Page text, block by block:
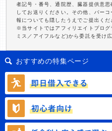
者記号・番号、通院歴、臓器提供意
してお送りください。その他、バー
報についても隠したうえでご提出くだ
※当サイトではアフィリエイトプロ
ミス／アイフルなど)から委託を受け
おすすめの特集ページ